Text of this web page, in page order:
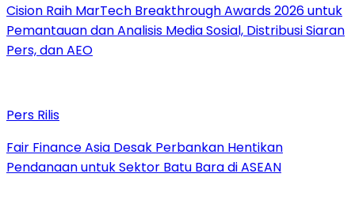
Cision Raih MarTech Breakthrough Awards 2026 untuk
Pemantauan dan Analisis Media Sosial, Distribusi Siaran
Pers, dan AEO
Pers Rilis
Fair Finance Asia Desak Perbankan Hentikan
Pendanaan untuk Sektor Batu Bara di ASEAN